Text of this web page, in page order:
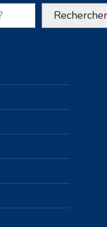
Rechercher